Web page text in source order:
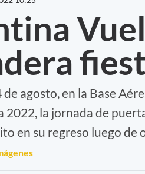
de agosto, en la Base
2022, la jornada de
en su regreso luego de